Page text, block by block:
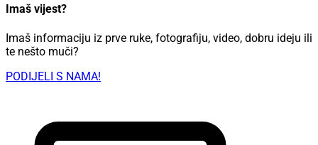
Imaš vijest?
Imaš informaciju iz prve ruke, fotografiju, video, dobru ideju ili
te nešto muči?
PODIJELI S NAMA!